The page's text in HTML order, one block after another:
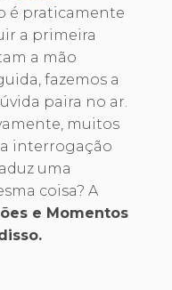
é praticamente
a primeira
a mão
fazemos a
paira no ar.
muitos
interrogação
uma
coisa? A
e Momentos